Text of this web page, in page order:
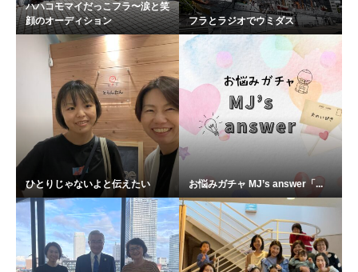
ハハコモマイだっこフラ〜涙と笑
顔のオーディション
フラとラジオでウミダス
ひとりじゃないよと伝えたい お悩みガチャ MJ’s answer「...